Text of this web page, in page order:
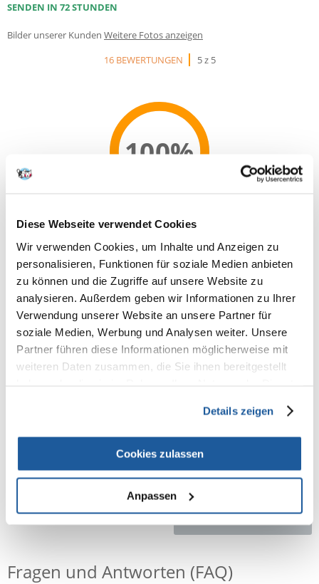
Diese Webseite verwendet Cookies
Wir verwenden Cookies, um Inhalte und Anzeigen zu
personalisieren, Funktionen für soziale Medien anbieten
zu können und die Zugriffe auf unsere Website zu
analysieren. Außerdem geben wir Informationen zu Ihrer
Verwendung unserer Website an unsere Partner für
soziale Medien, Werbung und Analysen weiter. Unsere
Partner führen diese Informationen möglicherweise mit
weiteren Daten zusammen, die Sie ihnen bereitgestellt
Details zeigen
Cookies zulassen
Anpassen
SENDEN IN 72 STUNDEN
Bilder unserer Kunden Weitere Fotos anzeigen
16 BEWERTUNGEN
5 z 5
100%
Recommend
Produktbeschreibung
Ideal für große Hunderassen (>20kg)
Kauknochen mit Hähnchenfleisch - die extra Zahnpflege. Leckeres
Hähnchenfleisch in bissfeste Premium-Rinderhaut eingewickelt -
zusätzlich mit reinigenden Mineralien.
Mineralstoffe.
Fragen und Antworten (FAQ)